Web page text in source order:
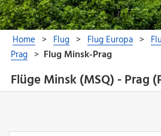
Flüge Minsk (MSQ) - Prag